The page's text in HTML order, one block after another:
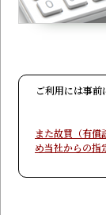
ご利用には事前
また故買（有償
め当社からの指